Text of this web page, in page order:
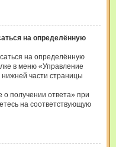
на определённую
на определённую
в меню «Управление
части страницы
о получении ответа» при
на соответствующую